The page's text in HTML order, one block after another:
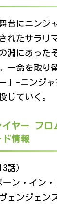
台にニンジ
れたサラリ
淵にあった
一命を取り
」-ニンジ
じていく。
イヤー フロ
ド情報
話）
ン・イン
ェンジェン